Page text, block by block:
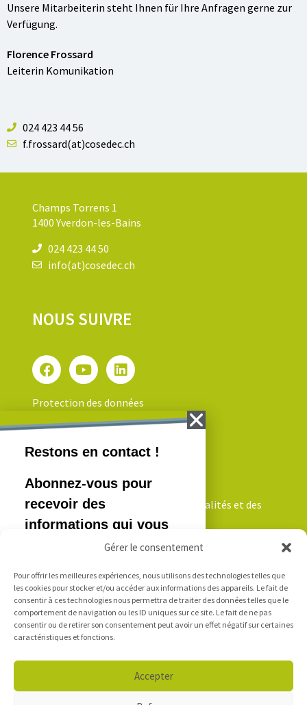
Gérer le consentement
Pour offrir les meilleures expériences, nous utilisons des technologies telles que
les cookies pour stocker et/ou accéder aux informations des appareils. Le fait de
consentir à ces technologies nous permettra de traiter des données telles que le
comportement de navigation ou les ID uniques sur ce site. Le fait de ne pas
consentir ou de retirer son consentement peut avoir un effet négatif sur certaines
caractéristiques et fonctions.
Accepter
Unsere Mitarbeiterin steht Ihnen für Ihre Anfragen gerne zur
Verfügung.
Florence Frossard
Leiterin Komunikation
024 423 44 56
f.frossard(at)cosedec.ch
Champs Torrens 1
1400 Yverdon-les-Bains
024 423 44 50
info(at)cosedec.ch
NOUS SUIVRE
Protection des données
Inscrivez-vous pour recevoir nos actualités et des
informations qui vous intéressent!
Je m'inscris
LOGIN
Accès e-mails - Outlook